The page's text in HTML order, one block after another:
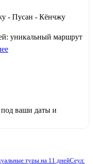
- Пусан - Кёнчжу
уникальный маршрут
под ваши даты и
туры на 11 днейСеул: